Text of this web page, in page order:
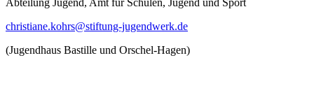
christiane.kohrs@stiftung-jugendwerk.de
(Jugendhaus Bastille und Orschel-Hagen)